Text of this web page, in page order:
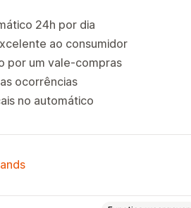
24h por dia
ao consumidor
por um vale-compras
ocorrências
no automático